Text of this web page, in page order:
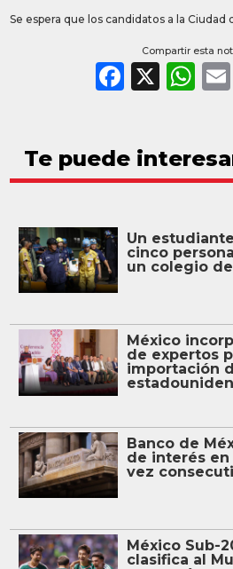
Se espera que los candidatos a la
Compartir esta
X
Te puede
Un
cinco
un colegio
México
de expertos
importación
Banco de
de interés en
vez
México Sub-
clasifica al